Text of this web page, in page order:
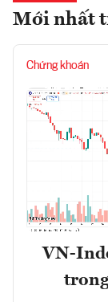
Mới nhất
Chứng khoán
VN-